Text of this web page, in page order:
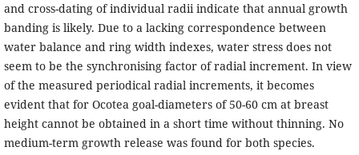
and cross-dating of individual radii indicate that annual growth
banding is likely. Due to a lacking correspondence between
water balance and ring width indexes, water stress does not
seem to be the synchronising factor of radial increment. In view
of the measured periodical radial increments, it becomes
evident that for Ocotea goal-diameters of 50-60 cm at breast
height cannot be obtained in a short time without thinning. No
medium-term growth release was found for both species.